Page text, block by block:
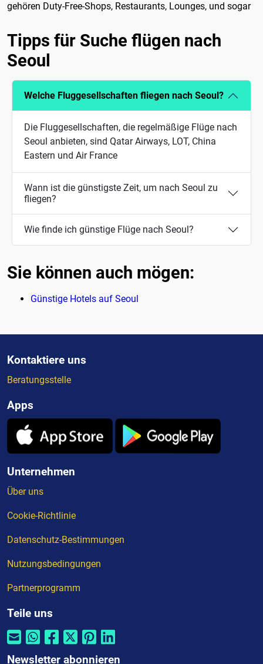
gehören Duty-Free-Shops, Restaurants, Lounges, und sogar
Tipps für Suche flügen nach
Seoul
Welche Fluggesellschaften fliegen nach Seoul?
Die Fluggesellschaften, die regelmäßige Flüge nach
Seoul anbieten, sind Qatar Airways, LOT, China
Eastern und Air France
Wann ist die günstigste Zeit, um nach Seoul zu
fliegen?
Wie finde ich günstige Flüge nach Seoul?
Sie können auch mögen:
Günstige Hotels auf Seoul
Kontaktiere uns
Beratungsstelle
Apps
Unternehmen
Über uns
Cookie-Richtlinie
Datenschutz-Bestimmungen
Nutzungsbedingungen
Partnerprogramm
Teile uns
Newsletter abonnieren